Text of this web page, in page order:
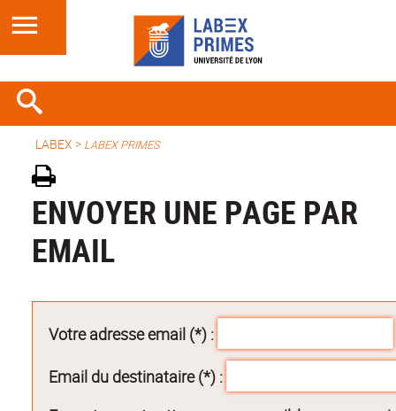
LABEX > LABEX PRIMES
ENVOYER UNE PAGE PAR
EMAIL
Votre adresse email (*) :
Email du destinataire (*) :